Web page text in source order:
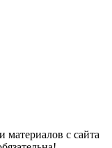
с сайта